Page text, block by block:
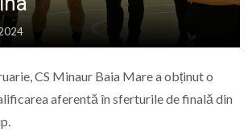
CS Minaur Baia Mare a obținut o
aferentă în sferturile de finală din